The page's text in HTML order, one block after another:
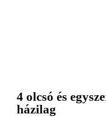
4 olcsó és
házilag